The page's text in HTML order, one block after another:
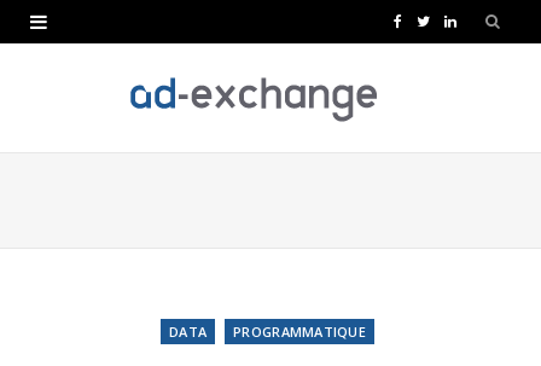
e
T
t
L
k
DATA PROGRAMMATIQUE